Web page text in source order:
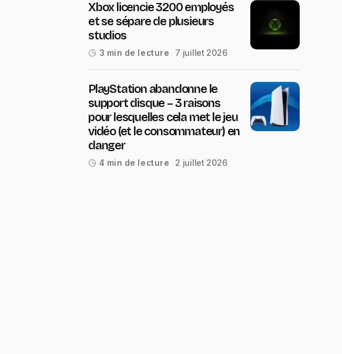
Xbox licencie 3200 employés
et se sépare de plusieurs
studios
3 min de lecture 7 juillet 2026
PlayStation abandonne le
support disque – 3 raisons
pour lesquelles cela met le jeu
vidéo (et le consommateur) en
danger
4 min de lecture 2 juillet 2026